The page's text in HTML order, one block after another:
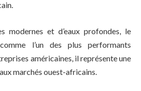
modernes et d’eaux profondes, le
l’un des plus performants
américaines, il représente une
marchés ouest-africains.